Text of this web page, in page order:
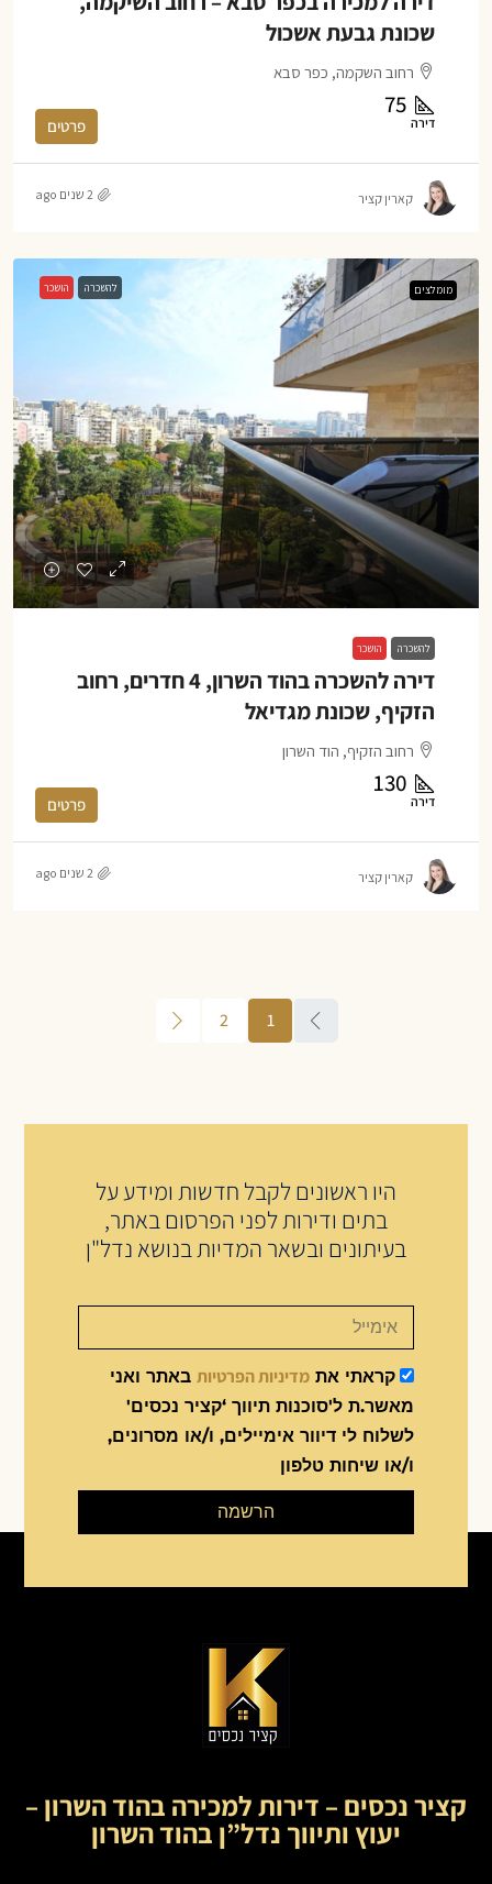
שכונת גבעת אשכול
רחוב השקמה, כפר סבא
75
דירה פרטים
קארין קציר 2 שנים ago
מומלצים להשכרה הושכר
להשכרה הושכר
דירה להשכרה בהוד השרון, 4 חדרים, רחוב
הזקיף, שכונת מגדיאל
רחוב הזקיף, הוד השרון
130
דירה פרטים
קארין קציר 2 שנים ago
1
2
היו ראשונים לקבל חדשות ומידע על
בתים ודירות לפני הפרסום באתר,
בעיתונים ובשאר המדיות בנושא נדל"ן
קראתי את מדיניות הפרטיות באתר ואני
מאשר.ת ל'סוכנות תיווך ‘קציר נכסים'
לשלוח לי דיוור אימיילים, ו/או מסרונים,
ו/או שיחות טלפון
הרשמה
קציר נכסים – דירות למכירה בהוד השרון –
יעוץ ותיווך נדל”ן בהוד השרון